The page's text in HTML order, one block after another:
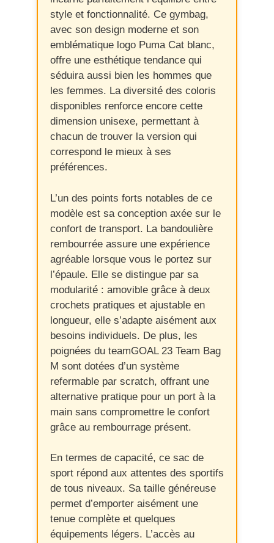
style et fonctionnalité. Ce gymbag,
avec son design moderne et son
emblématique logo Puma Cat blanc,
offre une esthétique tendance qui
séduira aussi bien les hommes que
les femmes. La diversité des coloris
disponibles renforce encore cette
dimension unisexe, permettant à
chacun de trouver la version qui
correspond le mieux à ses
préférences.
L’un des points forts notables de ce
modèle est sa conception axée sur le
confort de transport. La bandoulière
rembourrée assure une expérience
agréable lorsque vous le portez sur
l’épaule. Elle se distingue par sa
modularité : amovible grâce à deux
crochets pratiques et ajustable en
longueur, elle s’adapte aisément aux
besoins individuels. De plus, les
poignées du teamGOAL 23 Team Bag
M sont dotées d’un système
refermable par scratch, offrant une
alternative pratique pour un port à la
main sans compromettre le confort
grâce au rembourrage présent.
En termes de capacité, ce sac de
sport répond aux attentes des sportifs
de tous niveaux. Sa taille généreuse
permet d’emporter aisément une
tenue complète et quelques
équipements légers. L’accès au